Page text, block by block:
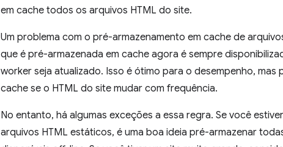
em cache todos os arquivos HTML do site.
Um problema com o pré-armazenamento em cache de
que é pré-armazenada em cache agora é sempre
worker seja atualizado. Isso é ótimo para o desempenho,
cache se o HTML do site mudar com frequência.
No entanto, há algumas exceções a essa regra. Se você
arquivos HTML estáticos, é uma boa ideia pré-armazenar